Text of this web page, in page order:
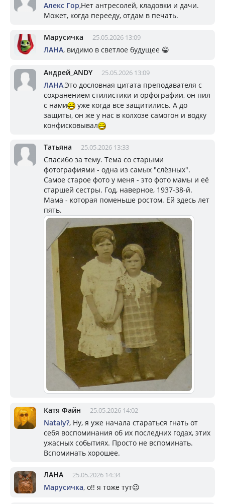
Алекс Гор,Нет антресолей, кладовки и дачи.
Может, когда перееду, отдам в печать.
Марусичка 25.05.2026 13:09
ЛАНА, видимо в светлое будущее 😁
Андрей_ANDY 25.05.2026 13:09
ЛАНА,Это дословная цитата преподавателя с
сохранением стилистики и орфографии, он пил
с нами
уже когда все защитились. А до
защиты, он же у нас в колхозе самогон и водку
конфисковывал
Татьяна 25.05.2026 13:33
Спасибо за тему. Тема со старыми
фотографиями - одна из самых "слёзных".
Самое старое фото у меня - это фото мамы и её
старшей сестры. Год, наверное, 1937-38-й.
Мама - которая поменьше ростом. Ей здесь лет
пять.
Катя Файн 25.05.2026 14:02
Nataly?, Ну, я уже начала стараться гнать от
себя воспоминания об их последних годах, этих
ужасных событиях. Просто не вспоминать.
Вспоминать хорошее.
ЛАНА 25.05.2026 14:34
Марусичка, о!! я тоже тут😉